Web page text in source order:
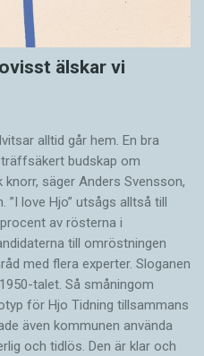
älskar vi
alltid går hem. En bra
budskap om
säger Anders Svensson,
love Hjo” utsågs alltså till
av rösterna i
till omröstningen
med flera experter. Sloganen
talet. Så småningom
för Hjo Tidning tillsammans
även kommunen använda
och tidlös. Den är klar och